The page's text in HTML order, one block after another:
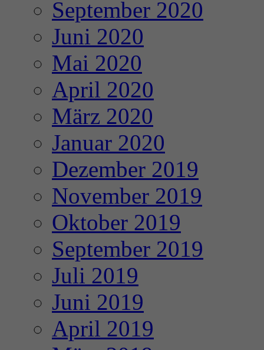
September 2020
Juni 2020
Mai 2020
April 2020
März 2020
Januar 2020
Dezember 2019
November 2019
Oktober 2019
September 2019
Juli 2019
Juni 2019
April 2019